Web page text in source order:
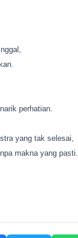
perhatian.
yang tak selesai,
makna yang pasti.